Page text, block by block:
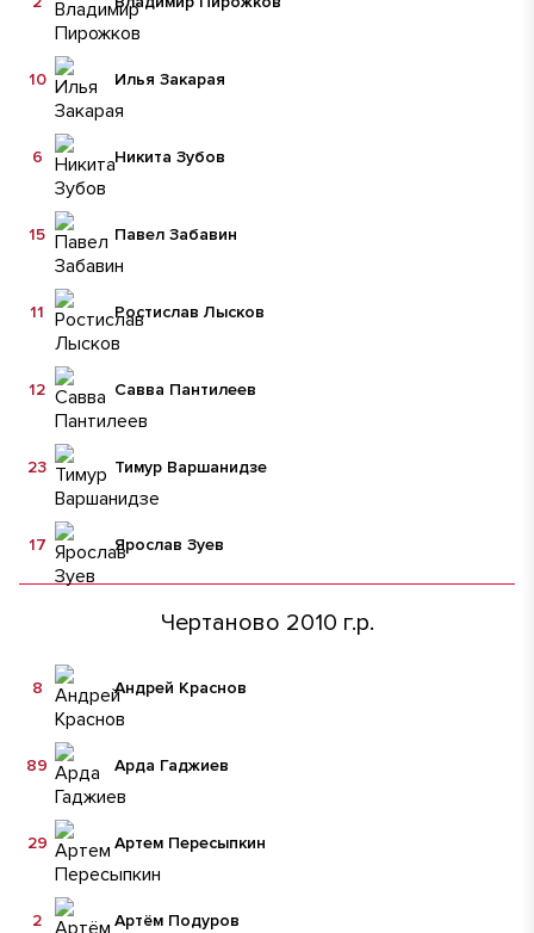
Илья Закарая
10
Никита Зубов
6
Павел Забавин
15
Ростислав Лысков
11
Савва Пантилеев
12
Тимур Варшанидзе
23
Ярослав Зуев
17
Чертаново 2010 г.р.
Андрей Краснов
8
Арда Гаджиев
89
Артем Пересыпкин
29
Артём Подуров
2